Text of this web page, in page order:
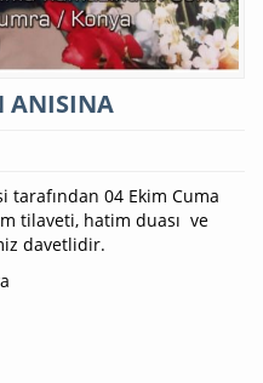
ANISINA
tarafından 04 Ekim Cuma
tilaveti, hatim duası ve
davetlidir.